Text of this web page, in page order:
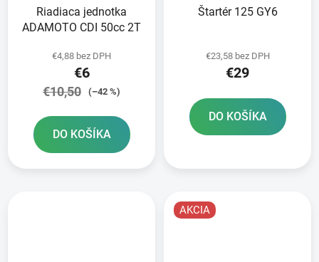
Riadiaca jednotka
ADAMOTO CDI 50cc 2T
€4,88 bez DPH
€6
€10,50 (–42 %)
DO KOŠÍKA
Štartér 125 GY6
€23,58 bez DPH
€29
DO KOŠÍKA
AKCIA